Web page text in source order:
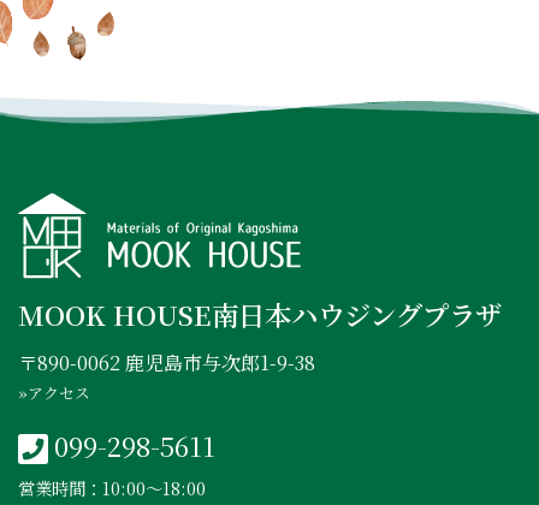
FACEBOOK
MOOK HOUSE南日本ハウジングプラザ
〒890-0062 鹿児島市与次郎1-9-38
»アクセス
099-298-5611
営業時間：10:00〜18:00